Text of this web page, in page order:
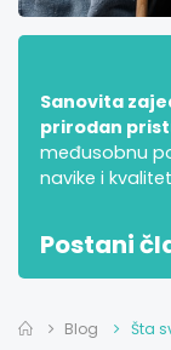
Sanovita
prirodan
međusobnu
navike i
Postani
Blog Šta